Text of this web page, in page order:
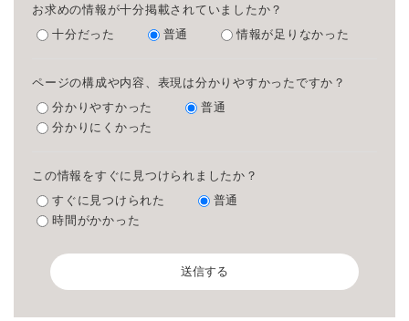
お求めの情報が十分掲載されていましたか？
十分だった
普通 情報が足りなかった
ページの構成や内容、表現は分かりやすかったですか？
分かりやすかった
普通
分かりにくかった
この情報をすぐに見つけられましたか？
すぐに見つけられた
普通
時間がかかった